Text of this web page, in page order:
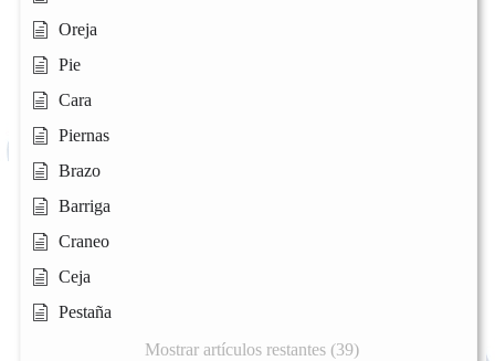
Oreja
Pie
Cara
Piernas
Brazo
Barriga
Craneo
Ceja
Pestaña
Mostrar artículos restantes (39)